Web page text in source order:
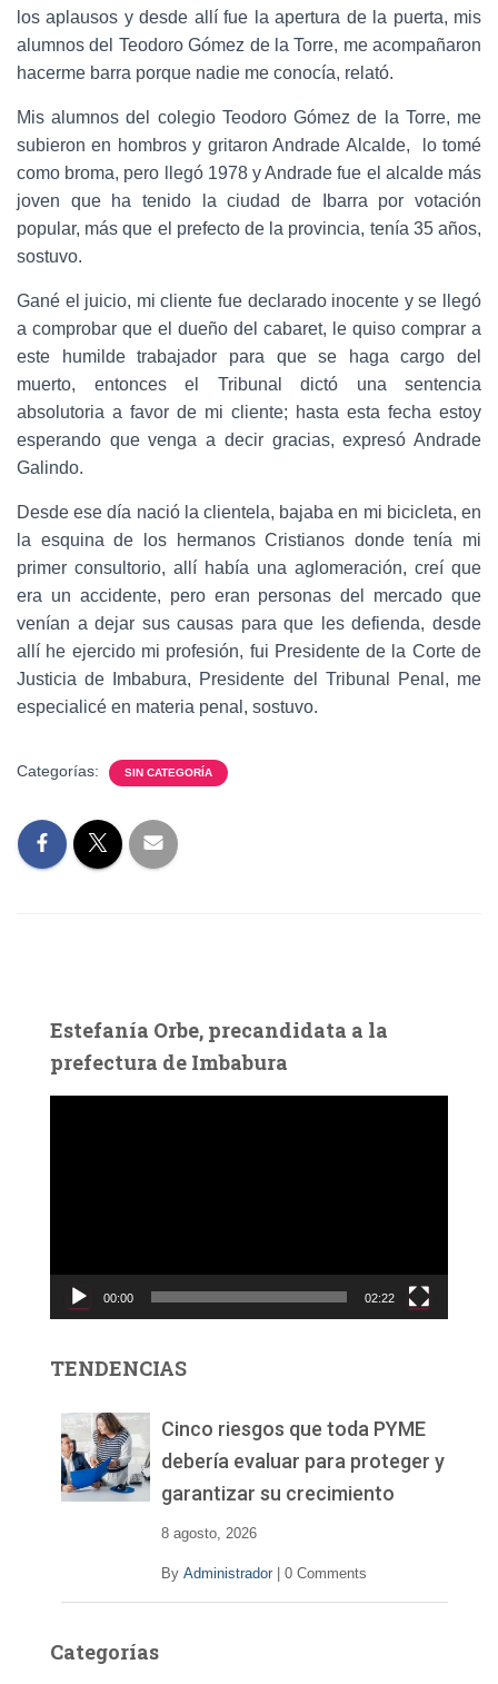
los aplausos y desde allí fue la apertura de la puerta, mis
alumnos del Teodoro Gómez de la Torre, me acompañaron
hacerme barra porque nadie me conocía, relató.
Mis alumnos del colegio Teodoro Gómez de la Torre, me
subieron en hombros y gritaron Andrade Alcalde, lo tomé
como broma, pero llegó 1978 y Andrade fue el alcalde más
joven que ha tenido la ciudad de Ibarra por votación
popular, más que el prefecto de la provincia, tenía 35 años,
sostuvo.
Gané el juicio, mi cliente fue declarado inocente y se llegó
a comprobar que el dueño del cabaret, le quiso comprar a
este humilde trabajador para que se haga cargo del
muerto, entonces el Tribunal dictó una sentencia
absolutoria a favor de mi cliente; hasta esta fecha estoy
esperando que venga a decir gracias, expresó Andrade
Galindo.
Desde ese día nació la clientela, bajaba en mi bicicleta, en
la esquina de los hermanos Cristianos donde tenía mi
primer consultorio, allí había una aglomeración, creí que
era un accidente, pero eran personas del mercado que
venían a dejar sus causas para que les defienda, desde
allí he ejercido mi profesión, fui Presidente de la Corte de
Justicia de Imbabura, Presidente del Tribunal Penal, me
especialicé en materia penal, sostuvo.
Categorías: SIN CATEGORÍA
Estefanía Orbe, precandidata a la
prefectura de Imbabura
c
d
00:00 02:22
TENDENCIAS
Cinco riesgos que toda PYME
debería evaluar para proteger y
garantizar su crecimiento
8 agosto, 2026
By Administrador 0 Comments
Categorías